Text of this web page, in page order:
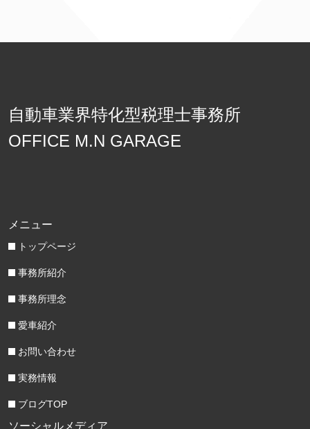
自動車業界特化型税理士事務所
OFFICE M.N GARAGE
メニュー
トップページ
事務所紹介
事務所理念
愛車紹介
お問い合わせ
実務情報
ブログTOP
ソーシャルメディア